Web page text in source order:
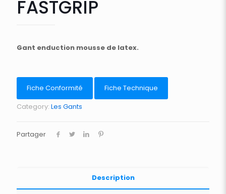
FASTGRIP
Gant enduction mousse de latex.
Fiche Conformité
Fiche Technique
Category: Les Gants
Partager
Description